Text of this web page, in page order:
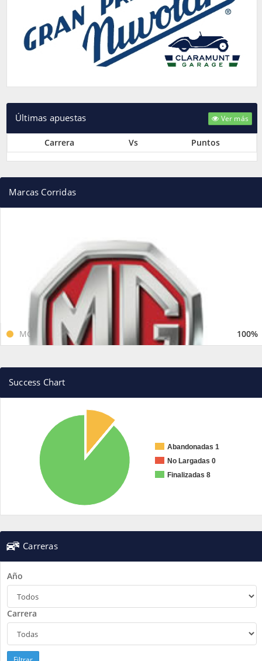
Últimas apuestas Ver más
Carrera Vs Puntos
Marcas Corridas
MG 100%
Success Chart
Abandonadas 1
No Largadas 0
Finalizadas 8
Carreras
Año
Carrera